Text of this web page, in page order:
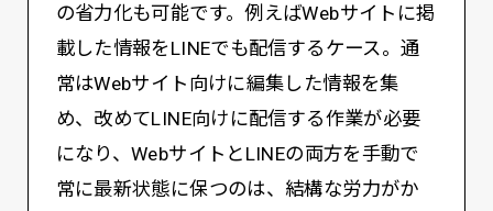
の省力化も可能です。例えばWebサイトに掲
載した情報をLINEでも配信するケース。通
常はWebサイト向けに編集した情報を集
め、改めてLINE向けに配信する作業が必要
になり、WebサイトとLINEの両方を手動で
常に最新状態に保つのは、結構な労力がか